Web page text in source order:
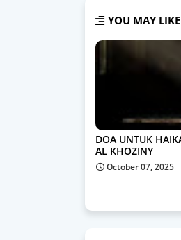
YOU MAY LIKE
DOA UNTUK
AL KHOZINY
October 07, 2025